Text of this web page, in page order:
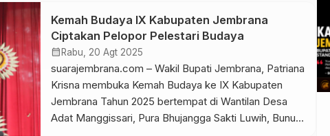
Kemah Budaya IX Kabupaten Jembrana
Ciptakan Pelopor Pelestari Budaya
calendar_month Rabu, 20 Agt 2025
suarajembrana.com – Wakil Bupati Jembrana, Patriana
Krisna membuka Kemah Budaya ke IX Kabupaten
Jembrana Tahun 2025 bertempat di Wantilan Desa
Adat Manggissari, Pura Bhujangga Sakti Luwih, Bunut